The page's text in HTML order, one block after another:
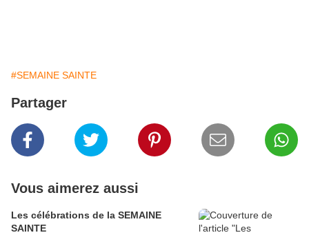
#SEMAINE SAINTE
Partager
Vous aimerez aussi
Les célébrations de la SEMAINE
SAINTE